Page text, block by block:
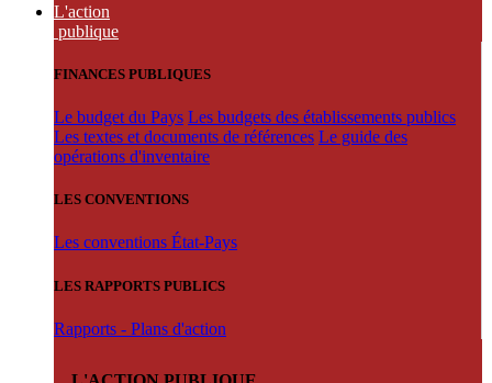
L'action
publique
FINANCES PUBLIQUES
Le budget du Pays Les budgets des établissements publics
Les textes et documents de références Le guide des
opérations d'inventaire
LES CONVENTIONS
Les conventions État-Pays
LES RAPPORTS PUBLICS
Rapports - Plans d'action